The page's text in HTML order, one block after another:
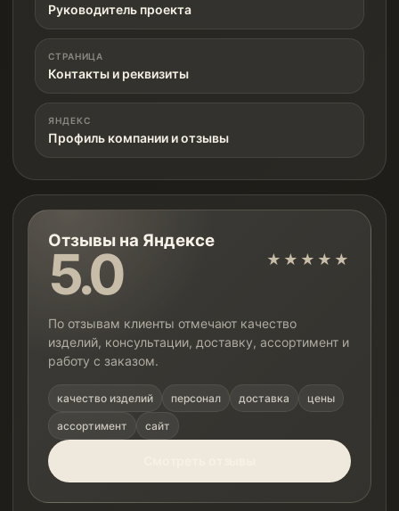
Руководитель проекта
СТРАНИЦА
Контакты и реквизиты
ЯНДЕКС
Профиль компании и отзывы
Отзывы на Яндексе
5.0 ★★★★★
По отзывам клиенты отмечают качество
изделий, консультации, доставку, ассортимент и
работу с заказом.
качество изделий персонал доставка цены
ассортимент сайт